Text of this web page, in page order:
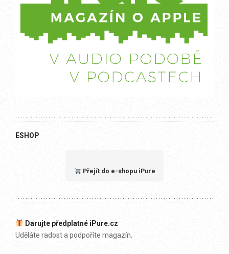
ESHOP
Přejít do e-shopu iPure
Darujte předplatné iPure.cz
Uděláte radost a podpoříte magazín.